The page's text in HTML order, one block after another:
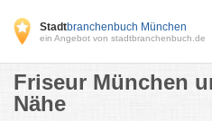
Stadtbranchenbuch München
ein Angebot von stadtbranchenbuch.de
Friseur München
Nähe